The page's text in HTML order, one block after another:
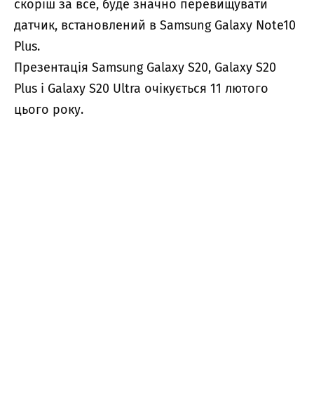
скоріш за все, буде значно перевищувати
датчик, встановлений в Samsung Galaxy Note10
Plus.
Презентація Samsung Galaxy S20, Galaxy S20
Plus і Galaxy S20 Ultra очікується 11 лютого
цього року.